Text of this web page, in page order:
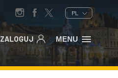
PL
ZALOGUJ MENU